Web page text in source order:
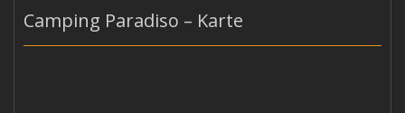
Camping Paradiso – Karte